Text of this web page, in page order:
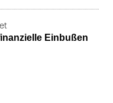
Einbußen